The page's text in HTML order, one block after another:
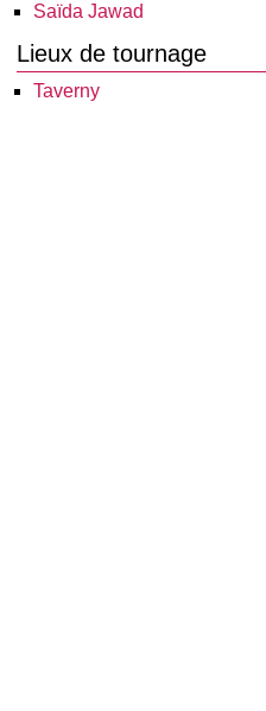
Saïda Jawad
Lieux de tournage
Taverny